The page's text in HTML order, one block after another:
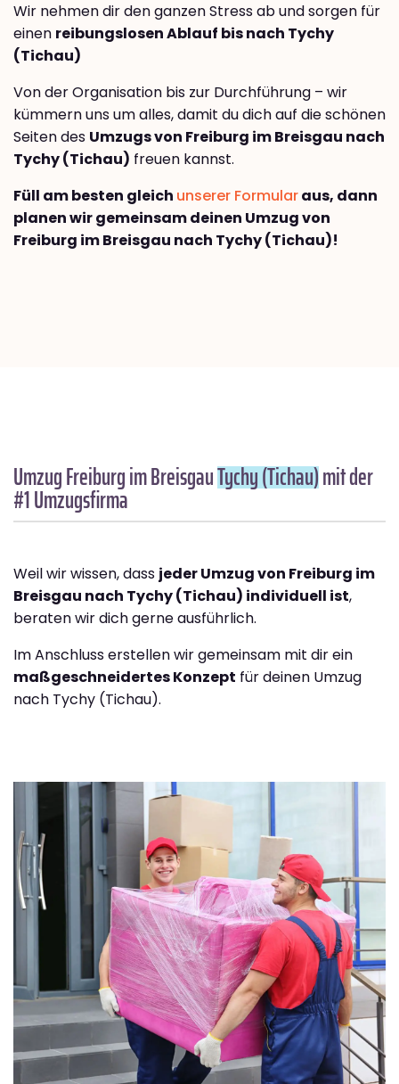
Wir nehmen dir den ganzen Stress ab und sorgen für
einen reibungslosen Ablauf bis nach Tychy
(Tichau)
Von der Organisation bis zur Durchführung – wir
kümmern uns um alles, damit du dich auf die schönen
Seiten des Umzugs von Freiburg im Breisgau nach
Tychy (Tichau) freuen kannst.
Füll am besten gleich unserer Formularaus, dann
planen wir gemeinsam deinen Umzug von
Freiburg im Breisgau nach Tychy (Tichau)!
Umzug Freiburg im BreisgauTychy (Tichau)mit der
#1 Umzugsfirma
Weil wir wissen, dass jeder Umzug von Freiburg im
Breisgau nach Tychy (Tichau) individuell ist,
beraten wir dich gerne ausführlich.
Im Anschluss erstellen wir gemeinsam mit dir ein
maßgeschneidertes Konzept für deinen Umzug
nach Tychy (Tichau).